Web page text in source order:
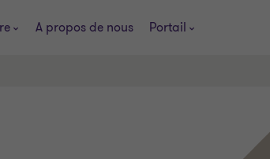
A propos de nous Portail